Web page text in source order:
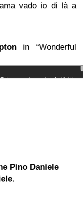
vado io di là a
in “Wonderful
Pino Daniele